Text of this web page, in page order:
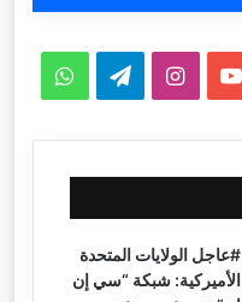
o
u
T
ا
س
ت
ق
ل
ق
ر
و
#عاجل الولايات المتحدة
الأميركية: شبكة “سي إن